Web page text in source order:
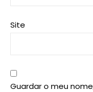
Site
Guardar o meu